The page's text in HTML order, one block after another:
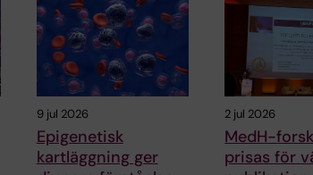
9 jul 2026
Epigenetisk
kartläggning ger
2 jul 2026
MedH-
prisas för